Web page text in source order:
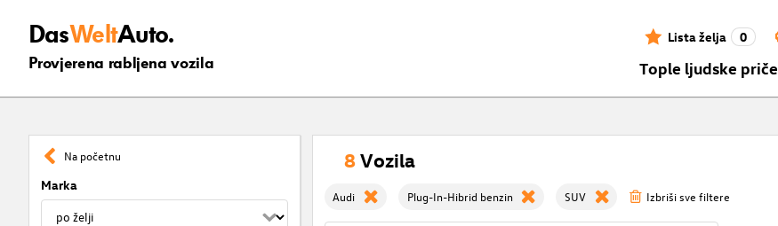
DasWeltAuto.
Provjerena rabljena vozila
Lista želja 0
Tople ljudske priče
Na početnu
Marka
8Vozila
Audi Plug-In-Hibrid benzin SUV Izbriši sve filtere